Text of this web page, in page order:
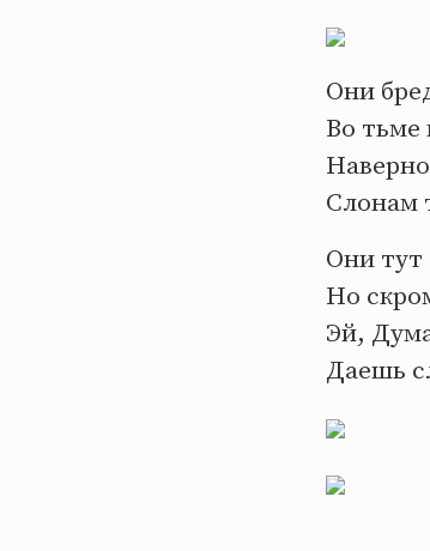
Они
Во тьме
Слонам
Они тут
Но
Эй,
Даешь